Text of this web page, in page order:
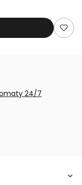
24/7